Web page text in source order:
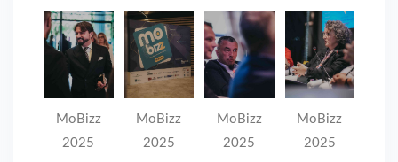
MoBizz
2025
MoBizz
2025
MoBizz
2025
MoBizz
2025